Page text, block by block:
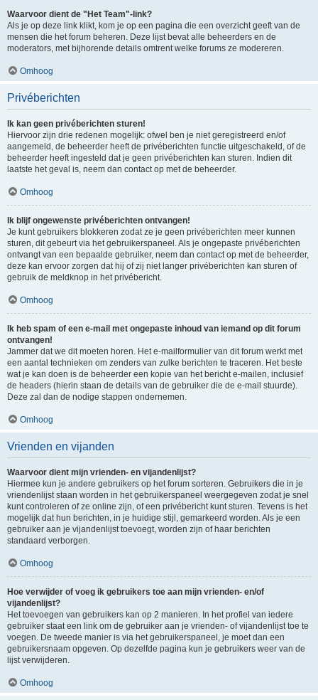
Waarvoor dient de "Het Team"-link?
Als je op deze link klikt, kom je op een pagina die een overzicht geeft van de
mensen die het forum beheren. Deze lijst bevat alle beheerders en de
moderators, met bijhorende details omtrent welke forums ze modereren.
Omhoog
Privéberichten
Ik kan geen privéberichten sturen!
Hiervoor zijn drie redenen mogelijk: ofwel ben je niet geregistreerd en/of
aangemeld, de beheerder heeft de privéberichten functie uitgeschakeld, of de
beheerder heeft ingesteld dat je geen privéberichten kan sturen. Indien dit
laatste het geval is, neem dan contact op met de beheerder.
Omhoog
Ik blijf ongewenste privéberichten ontvangen!
Je kunt gebruikers blokkeren zodat ze je geen privéberichten meer kunnen
sturen, dit gebeurt via het gebruikerspaneel. Als je ongepaste privéberichten
ontvangt van een bepaalde gebruiker, neem dan contact op met de beheerder,
deze kan ervoor zorgen dat hij of zij niet langer privéberichten kan sturen of
gebruik de meldknop in het privébericht.
Omhoog
Ik heb spam of een e-mail met ongepaste inhoud van iemand op dit forum
ontvangen!
Jammer dat we dit moeten horen. Het e-mailformulier van dit forum werkt met
een aantal technieken om zenders van zulke berichten te traceren. Het beste
wat je kan doen is de beheerder een kopie van het bericht e-mailen, inclusief
de headers (hierin staan de details van de gebruiker die de e-mail stuurde).
Deze zal dan de nodige stappen ondernemen.
Omhoog
Vrienden en vijanden
Waarvoor dient mijn vrienden- en vijandenlijst?
Hiermee kun je andere gebruikers op het forum sorteren. Gebruikers die in je
vriendenlijst staan worden in het gebruikerspaneel weergegeven zodat je snel
kunt controleren of ze online zijn, of een privébericht kunt sturen. Tevens is het
mogelijk dat hun berichten, in je huidige stijl, gemarkeerd worden. Als je een
gebruiker aan je vijandenlijst toevoegt, worden zijn of haar berichten
standaard verborgen.
Omhoog
Hoe verwijder of voeg ik gebruikers toe aan mijn vrienden- en/of
vijandenlijst?
Het toevoegen van gebruikers kan op 2 manieren. In het profiel van iedere
gebruiker staat een link om de gebruiker aan je vrienden- of vijandenlijst toe te
voegen. De tweede manier is via het gebruikerspaneel, je moet dan een
gebruikersnaam opgeven. Op dezelfde pagina kun je gebruikers weer van de
lijst verwijderen.
Omhoog